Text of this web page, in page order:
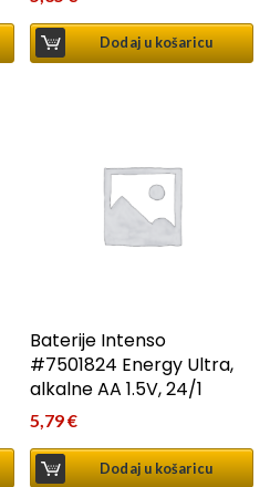
Dodaj u košaricu
Baterije Intenso
#7501824 Energy Ultra,
alkalne AA 1.5V, 24/1
5,79€
Dodaj u košaricu